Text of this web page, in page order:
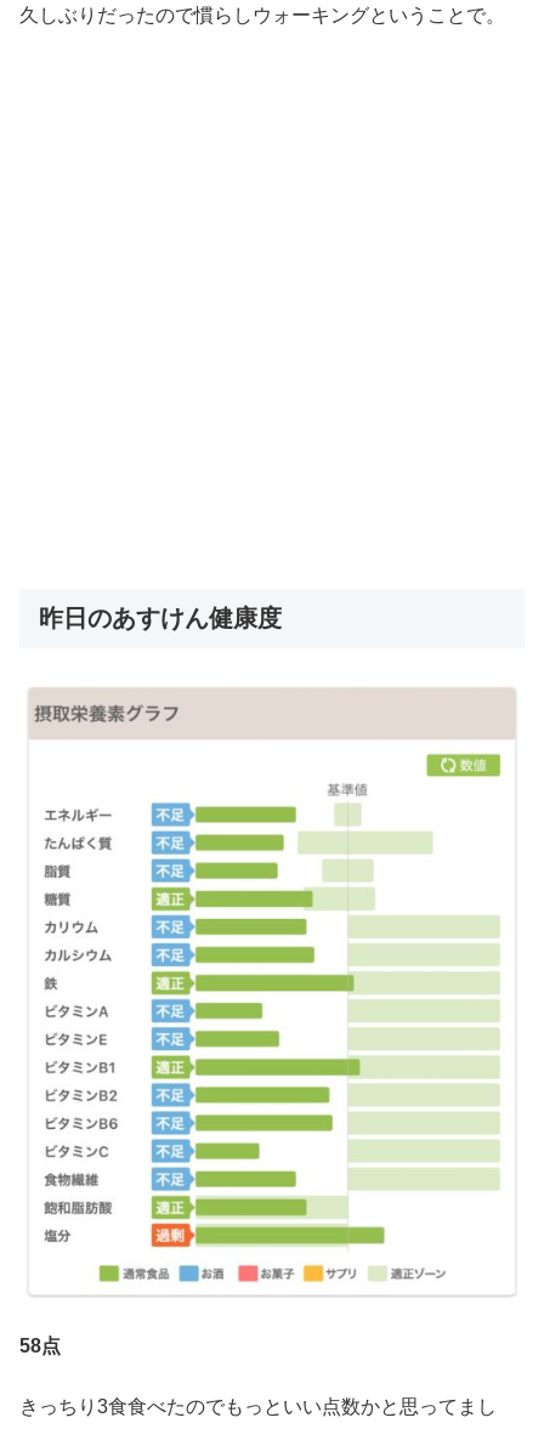
久しぶりだったので慣らしウォーキングということで。
昨日のあすけん健康度
58点
きっちり3食食べたのでもっといい点数かと思ってまし